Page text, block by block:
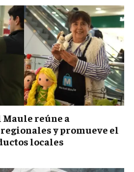
Maule reúne a
y promueve el
locales